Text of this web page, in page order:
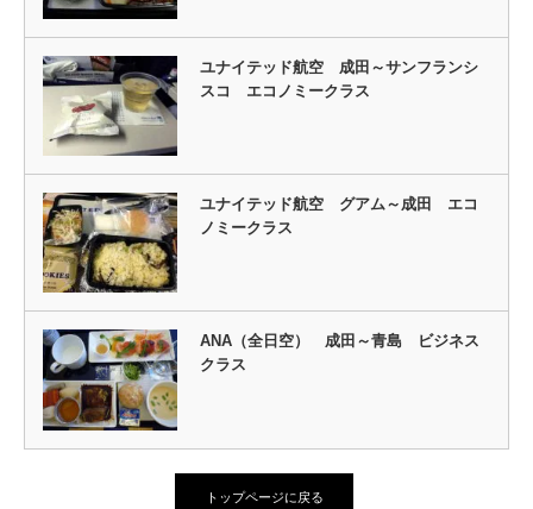
ユナイテッド航空 成田～サンフランシ
スコ エコノミークラス
ユナイテッド航空 グアム～成田 エコ
ノミークラス
ANA（全日空） 成田～青島 ビジネス
クラス
トップページに戻る